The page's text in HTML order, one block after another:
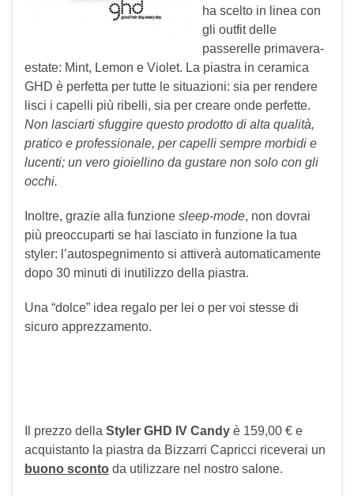
ha scelto in linea con
gli outfit delle
passerelle primavera-
estate: Mint, Lemon e Violet. La piastra in ceramica
GHD è perfetta per tutte le situazioni: sia per rendere
lisci i capelli più ribelli, sia per creare onde perfette.
Non lasciarti sfuggire questo prodotto di alta qualità,
pratico e professionale, per capelli sempre morbidi e
lucenti; un vero gioiellino da gustare non solo con gli
occhi.
Inoltre, grazie alla funzione sleep-mode, non dovrai
più preoccuparti se hai lasciato in funzione la tua
styler: l’autospegnimento si attiverà automaticamente
dopo 30 minuti di inutilizzo della piastra.
Una “dolce” idea regalo per lei o per voi stesse di
sicuro apprezzamento.
Il prezzo della Styler GHD IV Candy è 159,00 € e
acquistanto la piastra da Bizzarri Capricci riceverai un
buono sconto da utilizzare nel nostro salone.